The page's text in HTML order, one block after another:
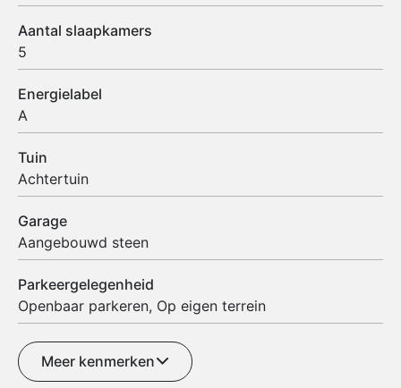
Aantal slaapkamers
5
Energielabel
A
Tuin
Achtertuin
Garage
Aangebouwd steen
Parkeergelegenheid
Openbaar parkeren, Op eigen terrein
Meer kenmerken